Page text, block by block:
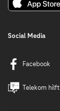
Social Media
Facebook
Telekom hilft